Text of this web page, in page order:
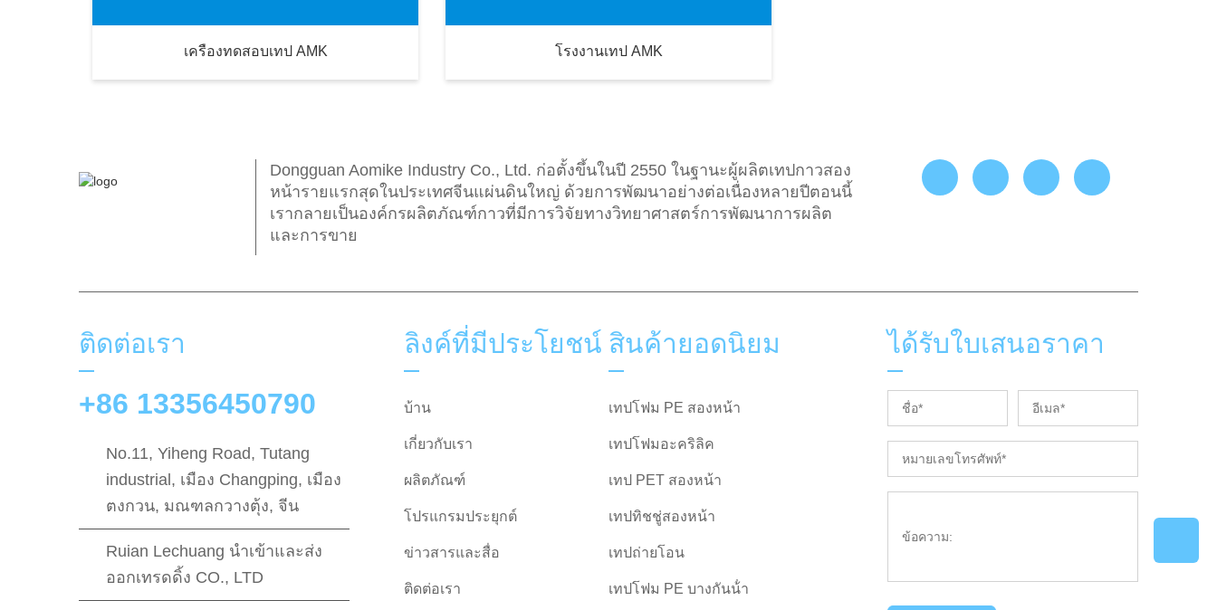
เครื่องทดสอบเทป AMK โรงงานเทป AMK
Dongguan Aomike Industry Co., Ltd. ก่อตั้งขึ้นในปี 2550 ในฐานะผู้ผลิตเทปกาวสอง
หน้ารายแรกสุดในประเทศจีนแผ่นดินใหญ่ ด้วยการพัฒนาอย่างต่อเนื่องหลายปีตอนนี้
เรากลายเป็นองค์กรผลิตภัณฑ์กาวที่มีการวิจัยทางวิทยาศาสตร์การพัฒนาการผลิต
และการขาย
ติดต่อเรา
+86 13356450790
No.11, Yiheng Road, Tutang
industrial, เมือง Changping, เมือง
ตงกวน, มณฑลกวางตุ้ง, จีน
Ruian Lechuang นําเข้าและส่ง
ออกเทรดดิ้ง CO., LTD
ลิงค์ที่มีประโยชน์
บ้าน
เกี่ยวกับเรา
ผลิตภัณฑ์
โปรแกรมประยุกต์
ข่าวสารและสื่อ
ติดต่อเรา
สินค้ายอดนิยม
เทปโฟม PE สองหน้า
เทปโฟมอะคริลิค
เทป PET สองหน้า
เทปทิชชู่สองหน้า
เทปถ่ายโอน
เทปโฟม PE บางกันน้ํา
ได้รับใบเสนอราคา